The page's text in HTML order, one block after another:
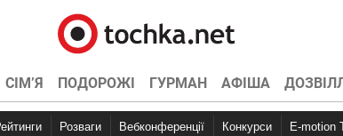
СІМ’Я ПОДОРОЖІ ГУРМАН АФІША
Рейтинги Розваги Вебконференції Конкурси E-motion